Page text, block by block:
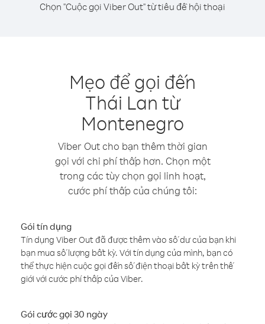
Chọn "Cuộc gọi Viber Out" từ tiêu đề hội thoại
Mẹo để gọi đến
Thái Lan từ
Montenegro
Viber Out cho bạn thêm thời gian
gọi với chi phí thấp hơn. Chọn một
trong các tùy chọn gọi linh hoạt,
cước phí thấp của chúng tôi:
Gói tín dụng
Tín dụng Viber Out đã được thêm vào số dư của bạn khi
bạn mua số lượng bất kỳ. Với tín dụng của mình, bạn có
thể thực hiện cuộc gọi đến số điện thoại bất kỳ trên thế
giới với cước phí thấp của Viber.
Gói cước gọi 30 ngày